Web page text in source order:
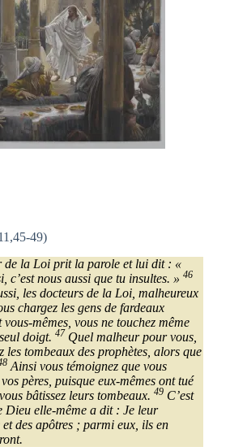
49)
de la Loi prit la parole et lui dit : «
c’est nous aussi que tu insultes. » 46
les docteurs de la Loi, malheureux
chargez les gens de fardeaux
mêmes, vous ne touchez même
doigt. 47 Quel malheur pour vous,
les tombeaux des prophètes, alors que
Ainsi vous témoignez que vous
pères, puisque eux-mêmes ont tué
bâtissez leurs tombeaux. 49 C’est
Dieu elle-même a dit : Je leur
des apôtres ; parmi eux, ils en